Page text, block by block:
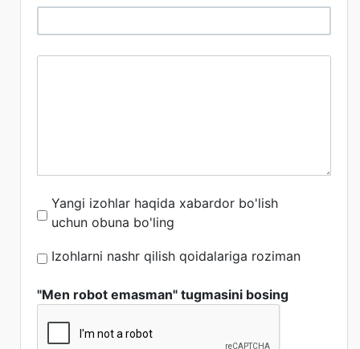
Yangi izohlar haqida xabardor bo'lish
uchun obuna bo'ling
Izohlarni nashr qilish qoidalariga roziman
"Men robot emasman" tugmasini bosing